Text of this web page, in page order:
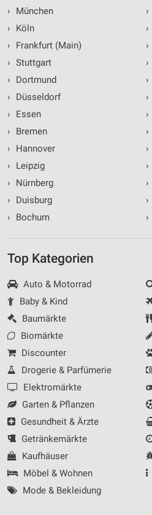
›
München
›
Köln
›
Frankfurt (Main)
› Stuttgart
›
Dortmund
›
Düsseldorf
›
Essen
›
Bremen
›
Hannover
›
Leipzig
›
Nürnberg
›
Duisburg
›
Bochum
›
›
›
›
›
›
›
›
›
›
›
›
›
Top Kategorien
Auto & Motorrad
Baby & Kind
Baumärkte
Biomärkte
Discounter
Drogerie & Parfümerie
Elektromärkte
Garten & Pflanzen
Gesundheit & Ärzte
Getränkemärkte
Kaufhäuser
Möbel & Wohnen
Mode & Bekleidung